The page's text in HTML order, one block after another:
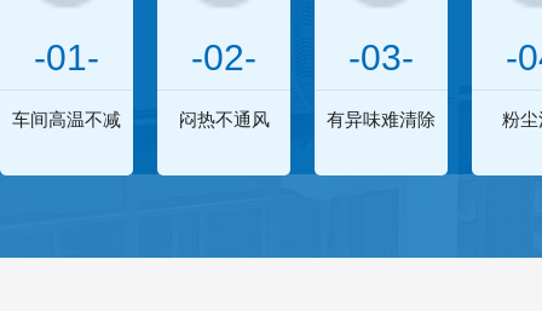
-01-
车间高温不减
-02-
闷热不通风
-03-
有异味难清除
-
粉尘